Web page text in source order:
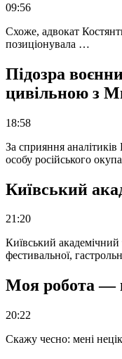
09:56
Схоже, адвокат
позиціонувала …
Підозра
цивільною з
18:58
За сприяння
особу російського
Київський
21:20
Київський академічний
фестивальної,
Моя робота —
20:22
Скажу чесно: мені